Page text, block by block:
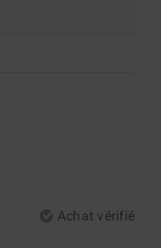
Achat vérifié